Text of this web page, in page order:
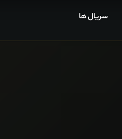
سریال ها